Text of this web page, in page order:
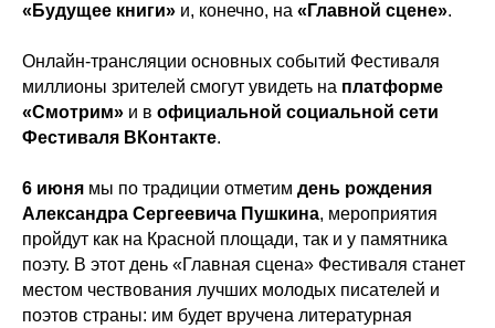
«Будущее книги» и, конечно, на «Главной сцене».
Онлайн-трансляции основных событий Фестиваля
миллионы зрителей смогут увидеть на платформе
«Смотрим» и в официальной социальной сети
Фестиваля ВКонтакте.
6 июня мы по традиции отметим день рождения
Александра Сергеевича Пушкина, мероприятия
пройдут как на Красной площади, так и у памятника
поэту. В этот день «Главная сцена» Фестиваля станет
местом чествования лучших молодых писателей и
поэтов страны: им будет вручена литературная